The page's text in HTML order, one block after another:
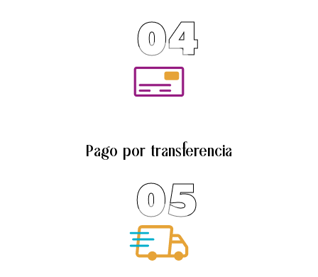
Pago por transferencia
04
05